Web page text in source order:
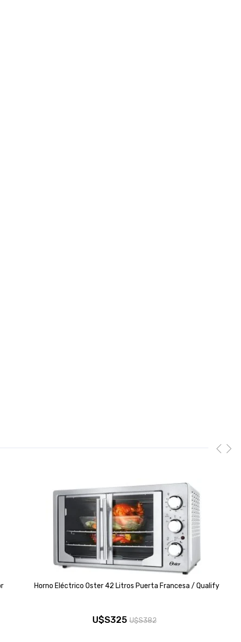
Horno Eléctrico Oster 42 Litros Puerta Francesa / Qualify
U$S382
U$S325